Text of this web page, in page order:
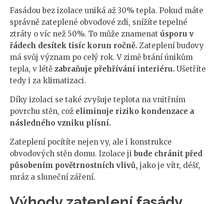
Fasádou bez izolace uniká až 30% tepla. Pokud máte
správně zateplené obvodové zdi, snížíte tepelné
ztráty o víc než 50%. To může znamenat úsporu v
řádech desítek tisíc korun ročně. Zateplení budovy
má svůj význam po celý rok. V zimě brání únikům
tepla, v létě zabraňuje přehřívání interiéru. Ušetříte
tedy i za klimatizaci.
Díky izolaci se také zvyšuje teplota na vnitřním
povrchu stěn, což eliminuje riziko kondenzace a
následného vzniku plísní.
Zateplení pocítíte nejen vy, ale i konstrukce
obvodových stěn domu. Izolace ji bude chránit před
působením povětrnostních vlivů, jako je vítr, déšť,
mráz a sluneční záření.